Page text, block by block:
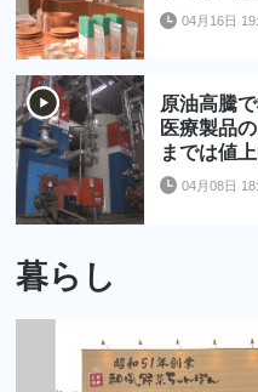
04月16日
原油高騰
医療製品
までは値
04月08日
暮らし